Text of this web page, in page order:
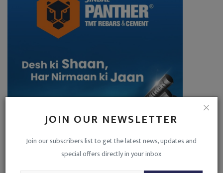
JOIN OUR NEWSLETTER
Join our subscribers list to get the latest news, updates and
special offers directly in your inbox